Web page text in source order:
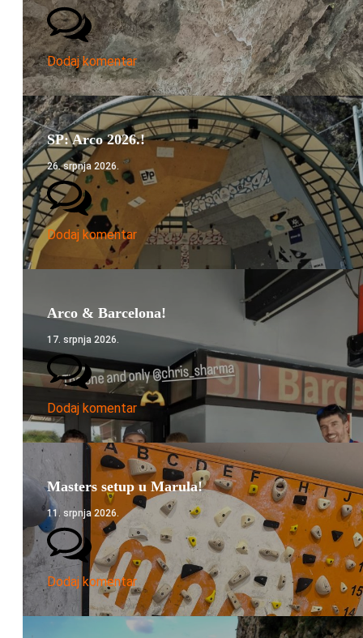
Dodaj komentar
SP: Arco 2026.!
26. srpnja 2026.
Dodaj komentar
Arco & Barcelona!
17. srpnja 2026.
Dodaj komentar
Masters setup u Marula!
11. srpnja 2026.
Dodaj komentar